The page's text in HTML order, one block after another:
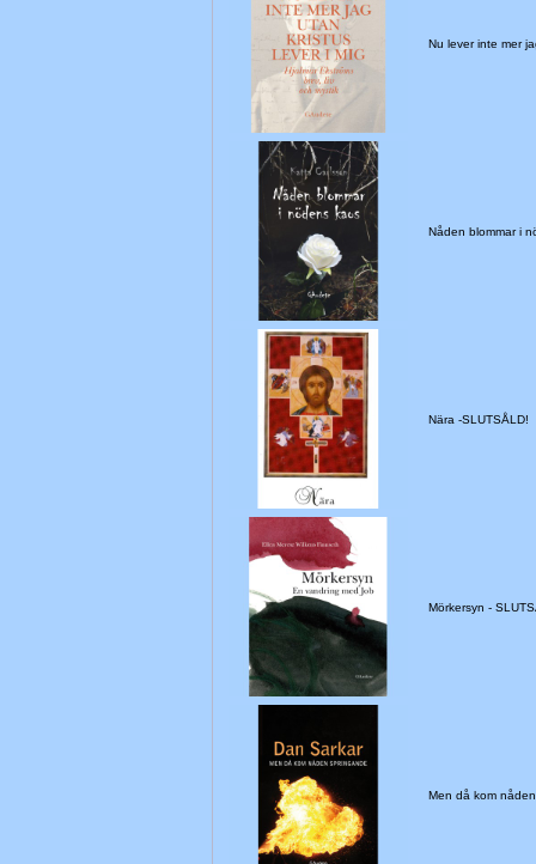
Nu lever inte mer
Nåden blommar i
Nära -SLUTSÅLD!
Mörkersyn -
Men då kom